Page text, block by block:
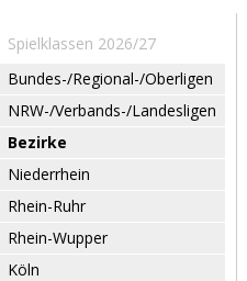
Spielklassen 2026/27
Bundes-/Regional-/Oberligen
NRW-/Verbands-/Landesligen
Bezirke
Niederrhein
Rhein-Ruhr
Rhein-Wupper
Köln